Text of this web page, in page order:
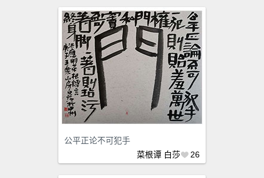
公平正论不可犯手
菜根谭 白莎 26